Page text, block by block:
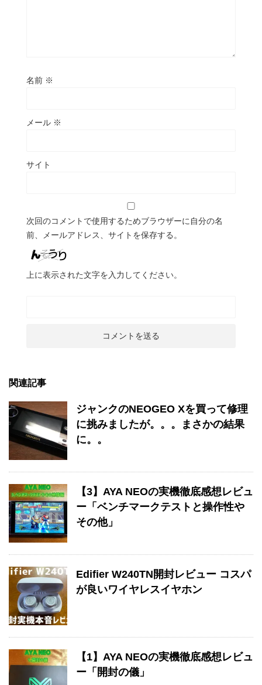
名前 ※
メール ※
サイト
次回のコメントで使用するためブラウザーに自分の名
前、メールアドレス、サイトを保存する。
上に表示された文字を入力してください。
関連記事
ジャンクのNEOGEO Xを買って修理
に挑みましたが。。。まさかの結果
に。。
【3】AYA NEOの実機徹底感想レビュ
ー「ベンチマークテストと操作性や
その他」
Edifier W240TN開封レビュー コスパ
が良いワイヤレスイヤホン
【1】AYA NEOの実機徹底感想レビュ
ー「開封の儀」